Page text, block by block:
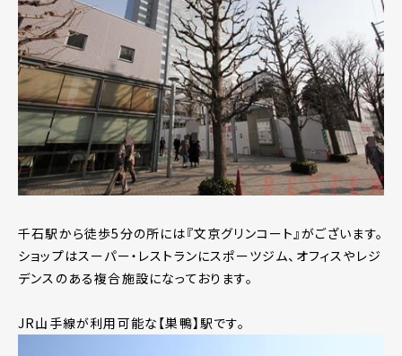
千石駅から徒歩5分の所には『文京グリンコート』がございます。
ショップはスーパー・レストランにスポーツジム、オフィスやレジ
デンスのある複合施設になっております。
JR山手線が利用可能な【巣鴨】駅です。